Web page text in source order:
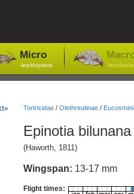
Micro
-lepidoptera -
Tortricidae/ Olethreutinae/ Eucosmini
Epinotia
(Haworth, 1811)
Wingspan: 13-17 mm
Flight times: